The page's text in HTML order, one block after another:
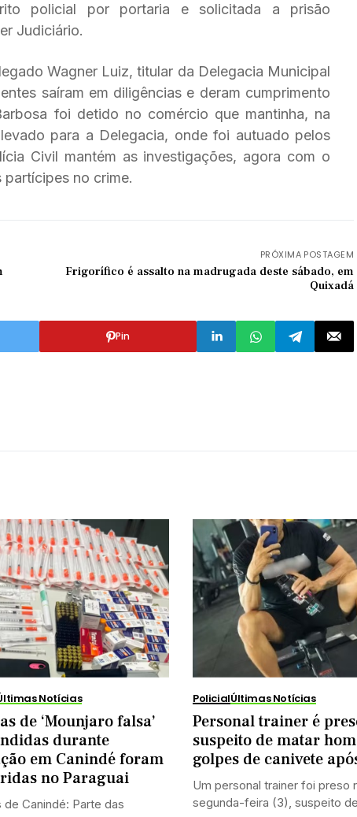
policial por portaria e solicitada a prisão
Judiciário.
Wagner Luiz, titular da Delegacia Municipal
saíram em diligências e deram cumprimento
foi detido no comércio que mantinha, na
para a Delegacia, onde foi autuado pelos
Civil mantém as investigações, agora com o
no crime.
PRÓXIMA POSTAGEM
Frigorífico é assalto na madrugada deste sábado, em
Quixadá
Pin
Notícias
de ‘Mounjaro falsa’
durante
em Canindé foram
no Paraguai
de Canindé: Parte das
PolicialÚltimas Notícias
Personal trainer é
suspeito de matar
golpes de canivete
Um personal trainer foi preso
segunda-feira (3), suspeito